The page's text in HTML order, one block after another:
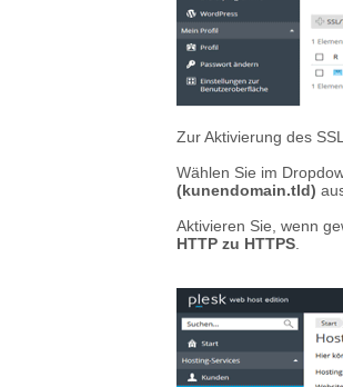
Zur Aktivierung des
Wählen Sie im
(kunendomain.tld)
Aktivieren Sie, wenn
HTTP zu HTTPS